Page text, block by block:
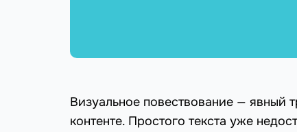
Визуальное повествование — явный
контенте. Простого текста уже